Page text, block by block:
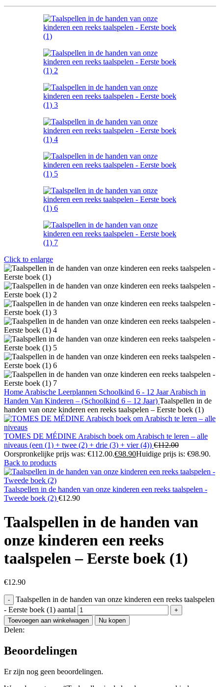
Click to enlarge
Home Arabische Leerplannen Schoolkind 6 - 12 JaarArabisch in
Handen Van Kinderen – (Schoolkind 6 – 12 Jaar) Taalspellen in de
handen van onze kinderen een reeks taalspelen – Eerste boek (1)
TOMES DE MÉDINE Arabisch boek om Arabisch te leren – alle
niveaus (een (1) + twee (2) + drie (3) + vier (4)) €112.00
Oorspronkelijke prijs was: €112.00.€98.90Huidige prijs is: €98.90.
Back to products
Taalspellen in de handen van onze kinderen een reeks taalspelen -
Tweede boek (2) €12.90
Taalspellen in de handen van
onze kinderen een reeks
taalspelen – Eerste boek (1)
€12.90
Taalspellen in de handen van onze kinderen een reeks taalspelen
- Eerste boek (1) aantal
Toevoegen aan winkelwagen Nu kopen
Delen:
Beoordelingen
Er zijn nog geen beoordelingen.